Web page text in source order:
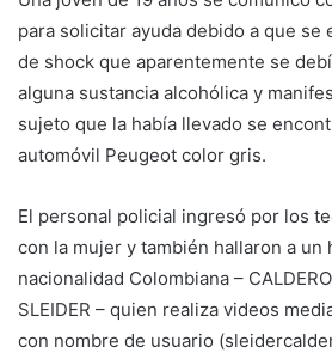
para solicitar ayuda debido a que se
de shock que aparentemente se
alguna sustancia alcohólica y
sujeto que la había llevado se
automóvil Peugeot color gris.
El personal policial ingresó por los
con la mujer y también hallaron a un
nacionalidad Colombiana –
SLEIDER – quien realiza videos
con nombre de usuario